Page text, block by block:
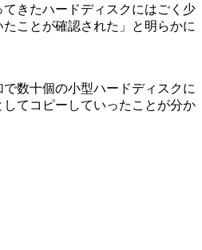
きたハードディスクにはごく少
ことが確認された」と明らかに
数十個の小型ハードディスクに
てコピーしていったことが分か